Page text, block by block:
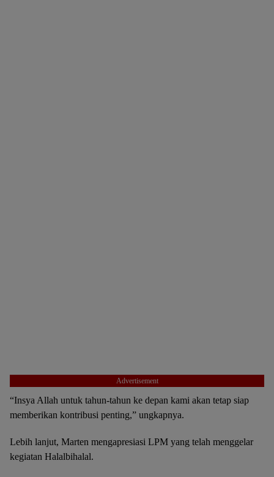
Advertisement
“Insya Allah untuk tahun-tahun ke depan kami akan tetap siap
memberikan kontribusi penting,” ungkapnya.
Lebih lanjut, Marten mengapresiasi LPM yang telah menggelar
kegiatan Halalbihalal.